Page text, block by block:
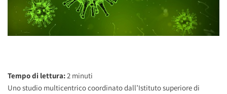
Tempo di lettura:2 minuti
Uno studio multicentrico coordinato dall’Istituto superiore di